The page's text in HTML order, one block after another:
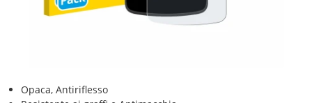
Opaca, Antiriflesso